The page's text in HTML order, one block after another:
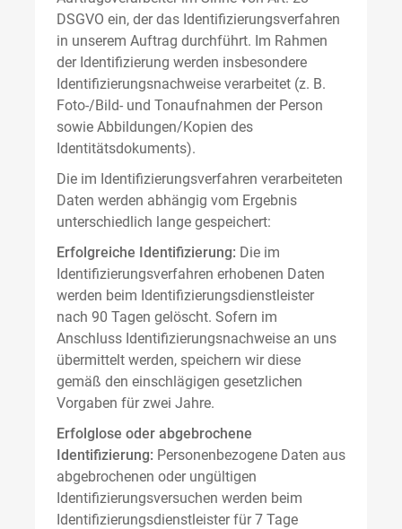
DSGVO ein, der das Identifizierungsverfahren
in unserem Auftrag durchführt. Im Rahmen
der Identifizierung werden insbesondere
Identifizierungsnachweise verarbeitet (z. B.
Foto-/Bild- und Tonaufnahmen der Person
sowie Abbildungen/Kopien des
Identitätsdokuments).
Die im Identifizierungsverfahren verarbeiteten
Daten werden abhängig vom Ergebnis
unterschiedlich lange gespeichert:
Erfolgreiche Identifizierung: Die im
Identifizierungsverfahren erhobenen Daten
werden beim Identifizierungsdienstleister
nach 90 Tagen gelöscht. Sofern im
Anschluss Identifizierungsnachweise an uns
übermittelt werden, speichern wir diese
gemäß den einschlägigen gesetzlichen
Vorgaben für zwei Jahre.
Erfolglose oder abgebrochene
Identifizierung: Personenbezogene Daten aus
abgebrochenen oder ungültigen
Identifizierungsversuchen werden beim
Identifizierungsdienstleister für 7 Tage